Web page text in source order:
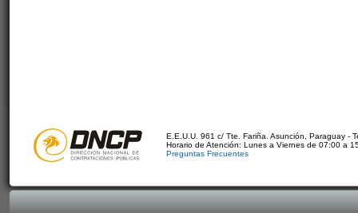
E.E.U.U. 961 c/ Tte. Fariña. Asunción, Paraguay -
Horario de Atención: Lunes a Viernes de 07:00 a
Preguntas Frecuentes